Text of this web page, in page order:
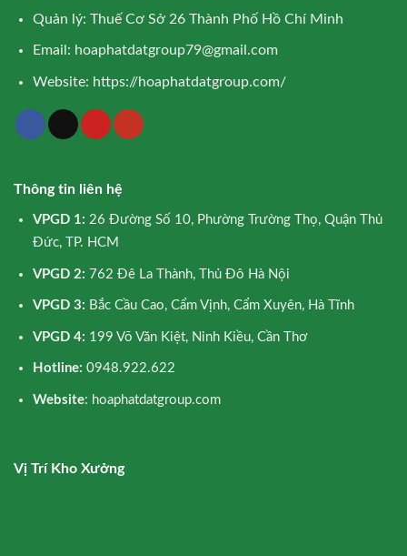
Quản lý: Thuế Cơ Sở 26 Thành Phố Hồ Chí Minh
Email: hoaphatdatgroup79@gmail.com
Website: https://hoaphatdatgroup.com/
Thông tin liên hệ
VPGD 1: 26 Đường Số 10, Phường Trường Thọ, Quận Thủ
Đức, TP. HCM
VPGD 2: 762 Đê La Thành, Thủ Đô Hà Nội
VPGD 3: Bắc Cầu Cao, Cẩm Vịnh, Cẩm Xuyên, Hà Tĩnh
VPGD 4: 199 Võ Văn Kiệt, Ninh Kiều, Cần Thơ
Hotline: 0948.922.622
Website: hoaphatdatgroup.com
Vị Trí Kho Xưởng